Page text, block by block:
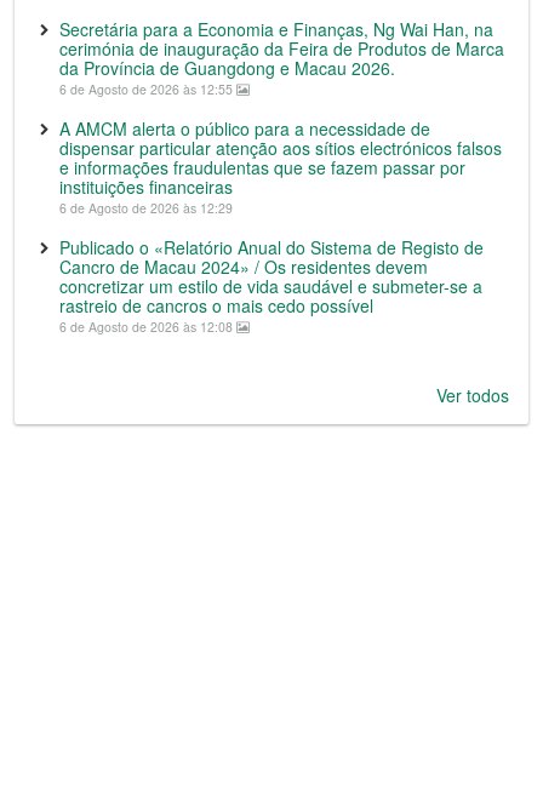
Secretária para a Economia e Finanças, Ng Wai Han, na
cerimónia de inauguração da Feira de Produtos de Marca
da Província de Guangdong e Macau 2026.
6 de Agosto de 2026 às 12:55
A AMCM alerta o público para a necessidade de
dispensar particular atenção aos sítios electrónicos falsos
e informações fraudulentas que se fazem passar por
instituições financeiras
6 de Agosto de 2026 às 12:29
Publicado o «Relatório Anual do Sistema de Registo de
Cancro de Macau 2024» / Os residentes devem
concretizar um estilo de vida saudável e submeter-se a
rastreio de cancros o mais cedo possível
6 de Agosto de 2026 às 12:08
Ver todos